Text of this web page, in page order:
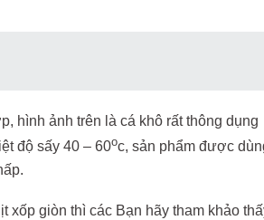
hình ảnh trên là cá khô rất thông dụng
độ sấy 40 – 60oc, sản phẩm được
giòn thì các Bạn hãy tham khảo